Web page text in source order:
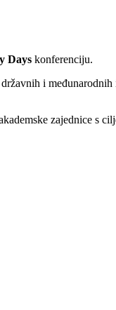
Days konferenciju.
i
zajednice s